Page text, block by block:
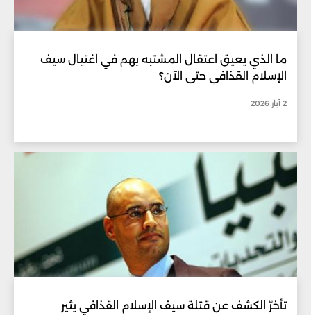
ما الذي يعيق اعتقال المشتبه بهم في اغتيال سيف
الإسلام القذافي حتى الآن؟
2 أيار 2026
تأخرّ الكشف عن قتلة سيف الإسلام القذافي يثير